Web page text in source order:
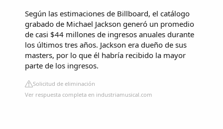
Según las estimaciones de Billboard, el catálogo
grabado de Michael Jackson generó un promedio
de casi $44 millones de ingresos anuales durante
los últimos tres años. Jackson era dueño de sus
masters, por lo que él habría recibido la mayor
parte de los ingresos.
Solicitud de eliminación
Ver respuesta completa en industriamusical.com